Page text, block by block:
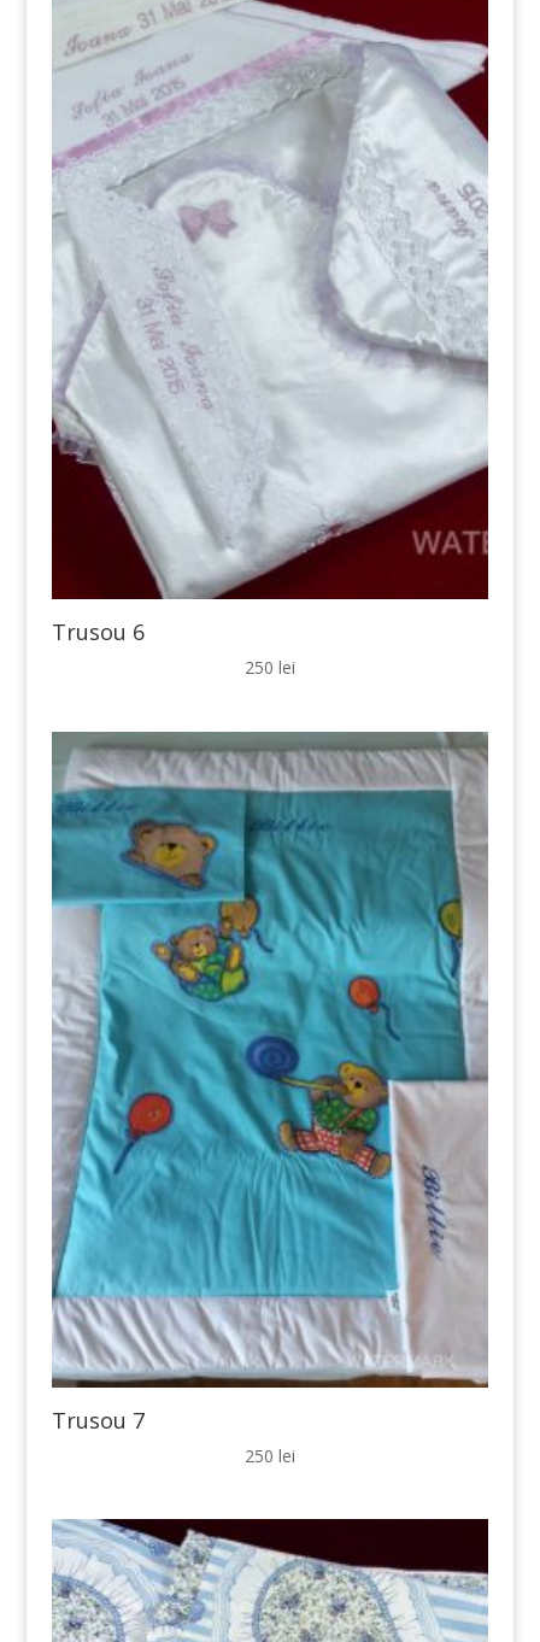
Trusou 6
250 lei
Trusou 7
250 lei